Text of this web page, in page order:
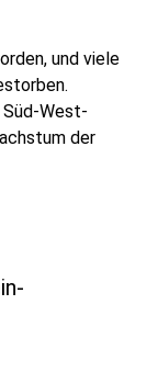
und viele
West-
der